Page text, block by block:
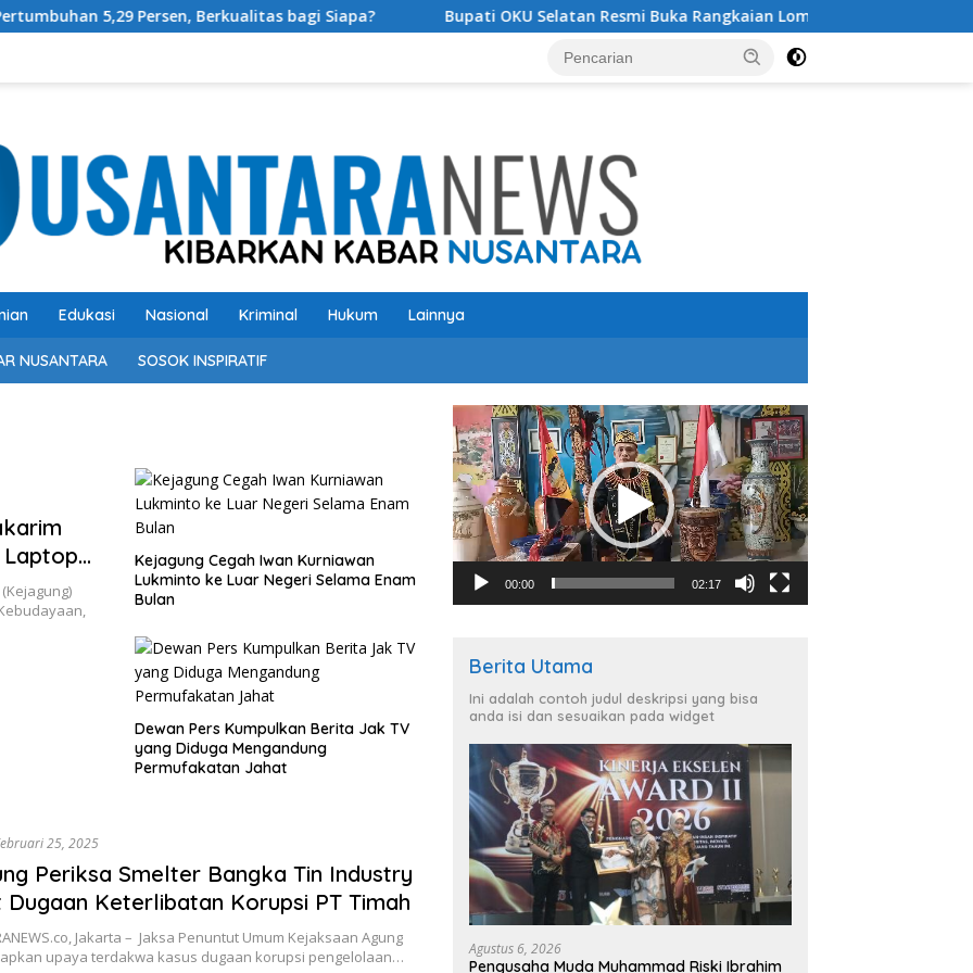
Persen, Berkualitas bagi Siapa? Bupati OKU Selatan Resmi Buka Rangkaian Lomba Peringatan HUT RI ke-81 Tahun
Edukasi Nasional Kriminal Hukum Lainnya
NUSANTARA SOSOK INSPIRATIF
Laptop
Kejagung Cegah Iwan Kurniawan
Lukminto ke Luar Negeri Selama Enam
Bulan
Dewan Pers Kumpulkan Berita Jak TV
yang Diduga Mengandung
Permufakatan Jahat
25, 2025
Periksa Smelter Bangka Tin Industry
Dugaan Keterlibatan Korupsi PT Timah
Jakarta – Jaksa Penuntut Umum Kejaksaan Agung
upaya terdakwa kasus dugaan korupsi pengelolaan…
Pemutar
Video
00:00 02:17
Berita Utama
Ini adalah contoh judul deskripsi yang bisa
anda isi dan sesuaikan pada widget
Agustus 6, 2026
Pengusaha Muda Muhammad Riski Ibrahim